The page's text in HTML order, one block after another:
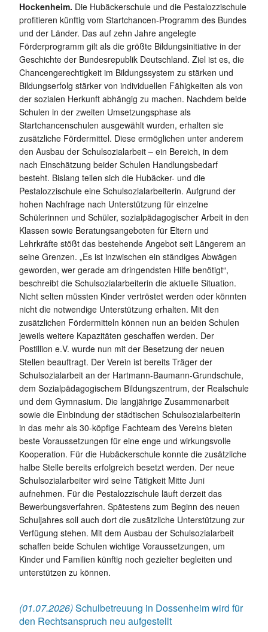
Hockenheim. Die Hubäckerschule und die Pestalozzischule
profitieren künftig vom Startchancen-Programm des Bundes
und der Länder. Das auf zehn Jahre angelegte
Förderprogramm gilt als die größte Bildungsinitiative in der
Geschichte der Bundesrepublik Deutschland. Ziel ist es, die
Chancengerechtigkeit im Bildungssystem zu stärken und
Bildungserfolg stärker von individuellen Fähigkeiten als von
der sozialen Herkunft abhängig zu machen. Nachdem beide
Schulen in der zweiten Umsetzungsphase als
Startchancenschulen ausgewählt wurden, erhalten sie
zusätzliche Fördermittel. Diese ermöglichen unter anderem
den Ausbau der Schulsozialarbeit – ein Bereich, in dem
nach Einschätzung beider Schulen Handlungsbedarf
besteht. Bislang teilen sich die Hubäcker- und die
Pestalozzischule eine Schulsozialarbeiterin. Aufgrund der
hohen Nachfrage nach Unterstützung für einzelne
Schülerinnen und Schüler, sozialpädagogischer Arbeit in den
Klassen sowie Beratungsangeboten für Eltern und
Lehrkräfte stößt das bestehende Angebot seit Längerem an
seine Grenzen. „Es ist inzwischen ein ständiges Abwägen
geworden, wer gerade am dringendsten Hilfe benötigt“,
beschreibt die Schulsozialarbeiterin die aktuelle Situation.
Nicht selten müssten Kinder vertröstet werden oder könnten
nicht die notwendige Unterstützung erhalten. Mit den
zusätzlichen Fördermitteln können nun an beiden Schulen
jeweils weitere Kapazitäten geschaffen werden. Der
Postillion e.V. wurde nun mit der Besetzung der neuen
Stellen beauftragt. Der Verein ist bereits Träger der
Schulsozialarbeit an der Hartmann-Baumann-Grundschule,
dem Sozialpädagogischem Bildungszentrum, der Realschule
und dem Gymnasium. Die langjährige Zusammenarbeit
sowie die Einbindung der städtischen Schulsozialarbeiterin
in das mehr als 30-köpfige Fachteam des Vereins bieten
beste Voraussetzungen für eine enge und wirkungsvolle
Kooperation. Für die Hubäckerschule konnte die zusätzliche
halbe Stelle bereits erfolgreich besetzt werden. Der neue
Schulsozialarbeiter wird seine Tätigkeit Mitte Juni
aufnehmen. Für die Pestalozzischule läuft derzeit das
Bewerbungsverfahren. Spätestens zum Beginn des neuen
Schuljahres soll auch dort die zusätzliche Unterstützung zur
Verfügung stehen. Mit dem Ausbau der Schulsozialarbeit
schaffen beide Schulen wichtige Voraussetzungen, um
Kinder und Familien künftig noch gezielter begleiten und
unterstützen zu können.
(01.07.2026)Schulbetreuung in Dossenheim wird für
den Rechtsanspruch neu aufgestellt